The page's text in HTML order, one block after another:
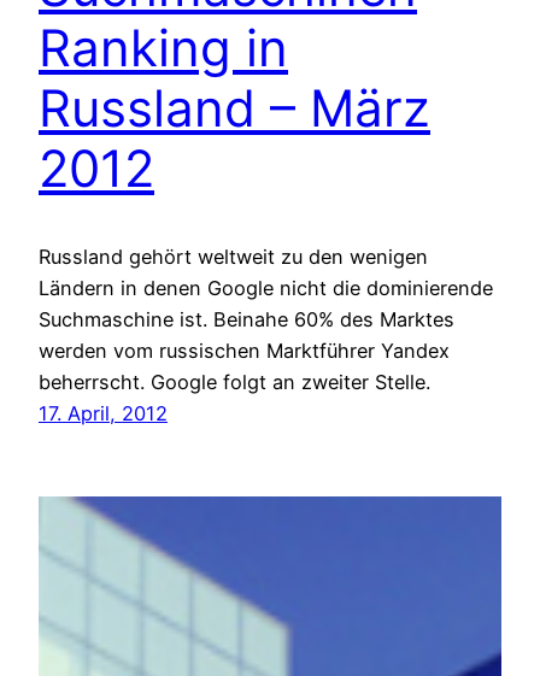
Ranking in
Russland – März
2012
Russland gehört weltweit zu den wenigen
Ländern in denen Google nicht die dominierende
Suchmaschine ist. Beinahe 60% des Marktes
werden vom russischen Marktführer Yandex
beherrscht. Google folgt an zweiter Stelle.
17. April, 2012